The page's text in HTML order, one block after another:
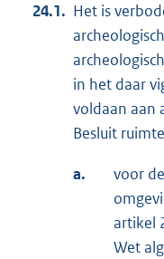
24.1. Het is
in het daar
voldaan aan
Besluit
a.
voor
artikel
Wet